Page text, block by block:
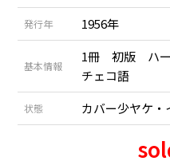
発行年 1956年
基本情報
1冊 初版 ハ
チェコ語
状態 カバー少ヤケ・